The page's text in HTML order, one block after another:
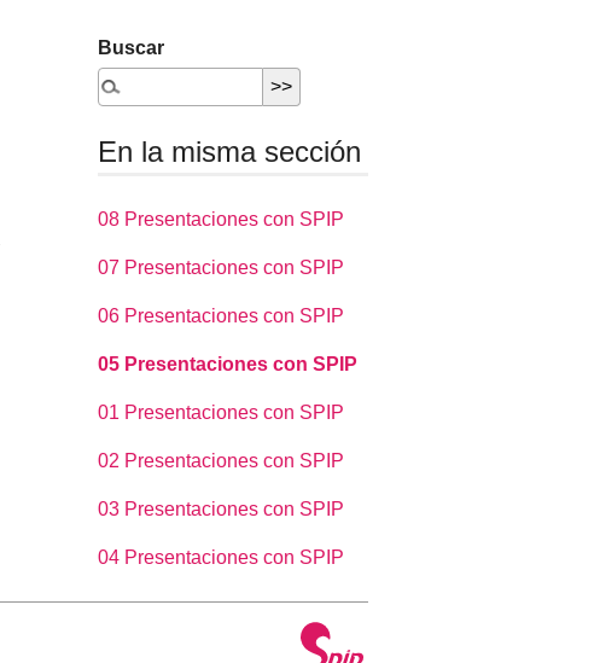
Buscar
En la misma sección
08 Presentaciones con SPIP
07 Presentaciones con SPIP
06 Presentaciones con SPIP
05 Presentaciones con SPIP
01 Presentaciones con SPIP
02 Presentaciones con SPIP
03 Presentaciones con SPIP
04 Presentaciones con SPIP